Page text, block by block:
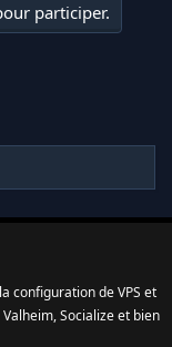
participer.
configuration de VPS et
Socialize et bien